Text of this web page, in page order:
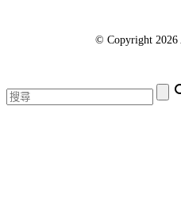
© Copyright 2026